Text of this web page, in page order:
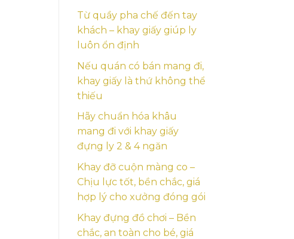
Từ quầy pha chế đến tay
khách – khay giấy giúp ly
luôn ổn định
Nếu quán có bán mang đi,
khay giấy là thứ không thể
thiếu
Hãy chuẩn hóa khâu
mang đi với khay giấy
đựng ly 2 & 4 ngăn
Khay đỡ cuộn màng co –
Chịu lực tốt, bền chắc, giá
hợp lý cho xưởng đóng gói
Khay đựng đồ chơi – Bền
chắc, an toàn cho bé, giá